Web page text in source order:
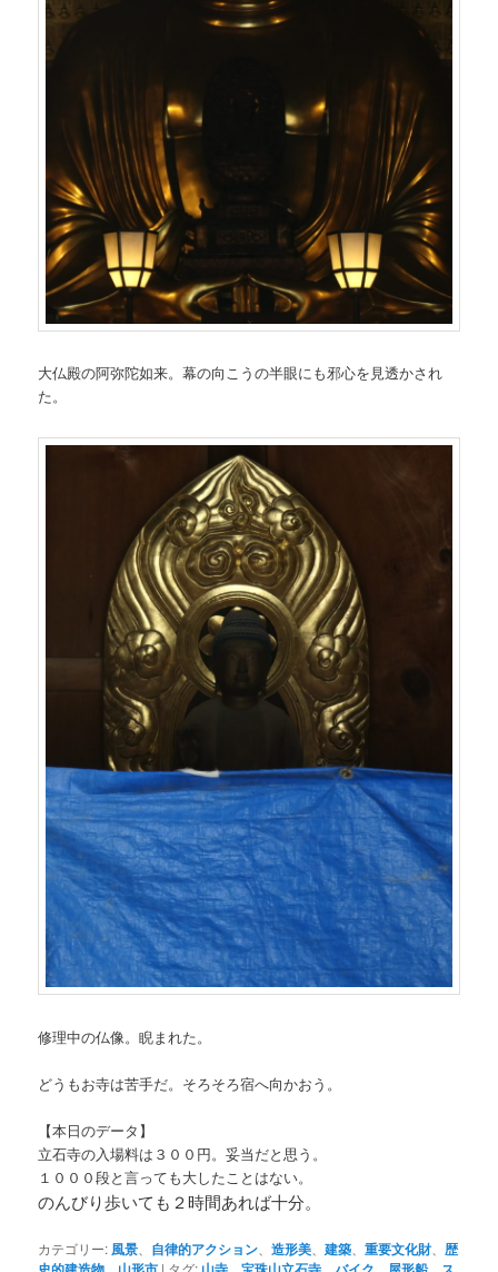
大仏殿の阿弥陀如来。幕の向こうの半眼にも邪心を見透かされ
た。
修理中の仏像。睨まれた。
どうもお寺は苦手だ。そろそろ宿へ向かおう。
【本日のデータ】
立石寺の入場料は３００円。妥当だと思う。
１０００段と言っても大したことはない。
のんびり歩いても２時間あれば十分。
カテゴリー: 風景 自律的アクション 、造形美 、建築 、重要文化財、 歴
| タグ: 、 、